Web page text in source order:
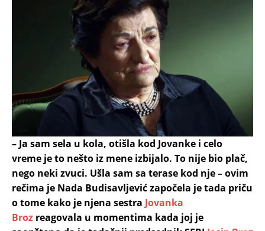
– Ja sam sela u kola, otišla kod Jovanke i celo
vreme je to nešto iz mene izbijalo. To nije bio plač,
nego neki zvuci. Ušla sam sa terase kod nje – ovim
rečima je Nada Budisavljević započela je tada priču
o tome kako je njena sestra Jovanka
Broz reagovala u momentima kada joj je